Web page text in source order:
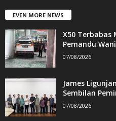
EVEN MORE NEWS
X50 Terbabas
Pemandu
07/08/2026
James
Sembilan
07/08/2026